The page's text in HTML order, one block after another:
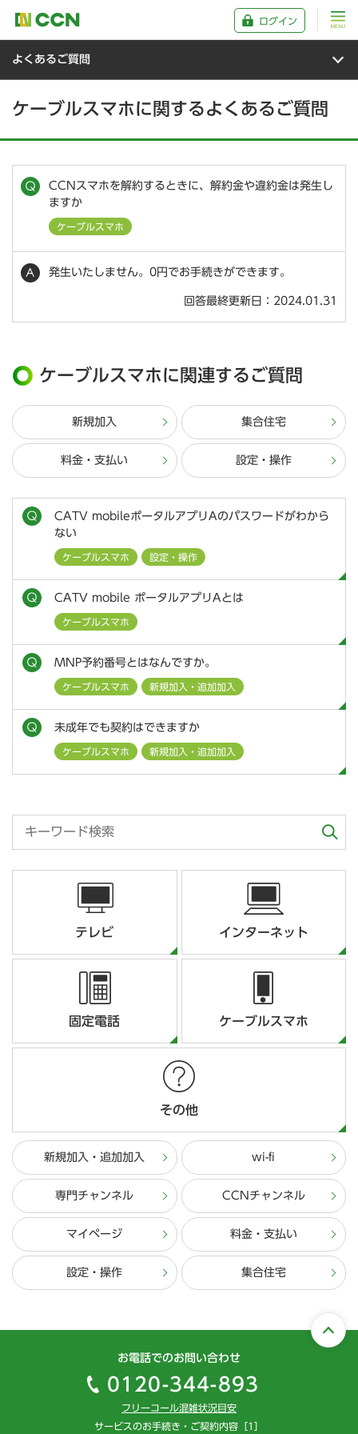
ログイン
よくあるご質問
ケーブルスマホに関するよくあるご質問
CCNスマホを解約するときに、解約金や違約金は発生し
ますか
ケーブルスマホ
発生いたしません。0円でお手続きができます。
回答最終更新日：2024.01.31
ケーブルスマホに関連するご質問
新規加入 集合住宅
料金・支払い 設定・操作
CATV mobileポータルアプリAのパスワードがわから
ない
ケーブルスマホ 設定・操作
CATV mobile ポータルアプリAとは
ケーブルスマホ
MNP予約番号とはなんですか。
ケーブルスマホ 新規加入・追加加入
未成年でも契約はできますか
ケーブルスマホ 新規加入・追加加入
テレビ インターネット
固定電話 ケーブルスマホ
その他
新規加入・追加加入 wi-fi
専門チャンネル CCNチャンネル
マイページ 料金・支払い
設定・操作 集合住宅
お電話でのお問い合わせ
0120-344-893
フリーコール混雑状況目安
サービスのお手続き・ご契約内容［1］